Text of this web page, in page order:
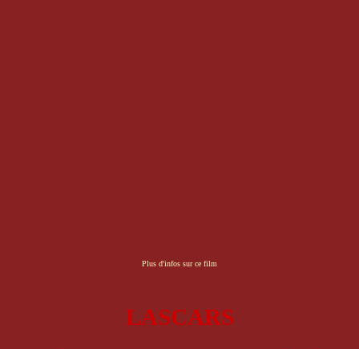
Plus d'infos sur ce film
LASCARS